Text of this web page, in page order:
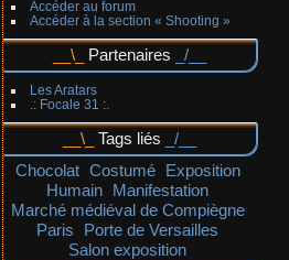
Accéder au forum
Accéder à la section « Shooting »
Partenaires
Les Aratars
.: Focale 31 :.
Tags liés
Chocolat Costumé
Exposition
Humain Manifestation
Marché médiéval de Compiègne
Paris
Porte de Versailles
Salon exposition